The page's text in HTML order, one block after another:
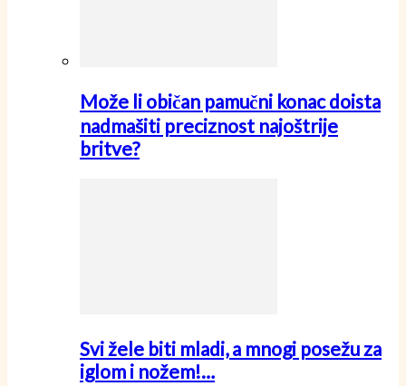
Može li običan pamučni konac doista
nadmašiti preciznost najoštrije
britve?
Svi žele biti mladi, a mnogi posežu za
iglom i nožem!…